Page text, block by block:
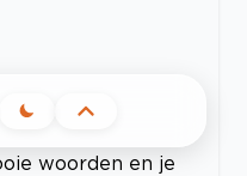
woorden en je